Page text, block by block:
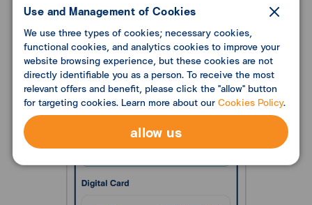
Use and Management of Cookies
We use three types of cookies; necessary cookies,
functional cookies, and analytics cookies to improve your
website browsing experience, but these cookies are not
directly identifiable you as a person. To receive the most
relevant offers and benefit, please click the "allow" button
for targeting cookies. Learn more about ourCookies Policy.
allow us